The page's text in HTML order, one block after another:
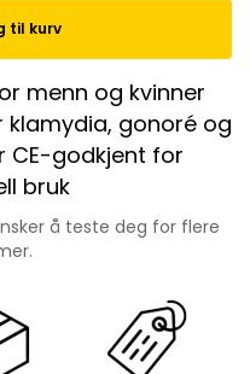
til kurv
menn og kvinner
gonoré og
CE-godkjent for
bruk
å teste deg for flere